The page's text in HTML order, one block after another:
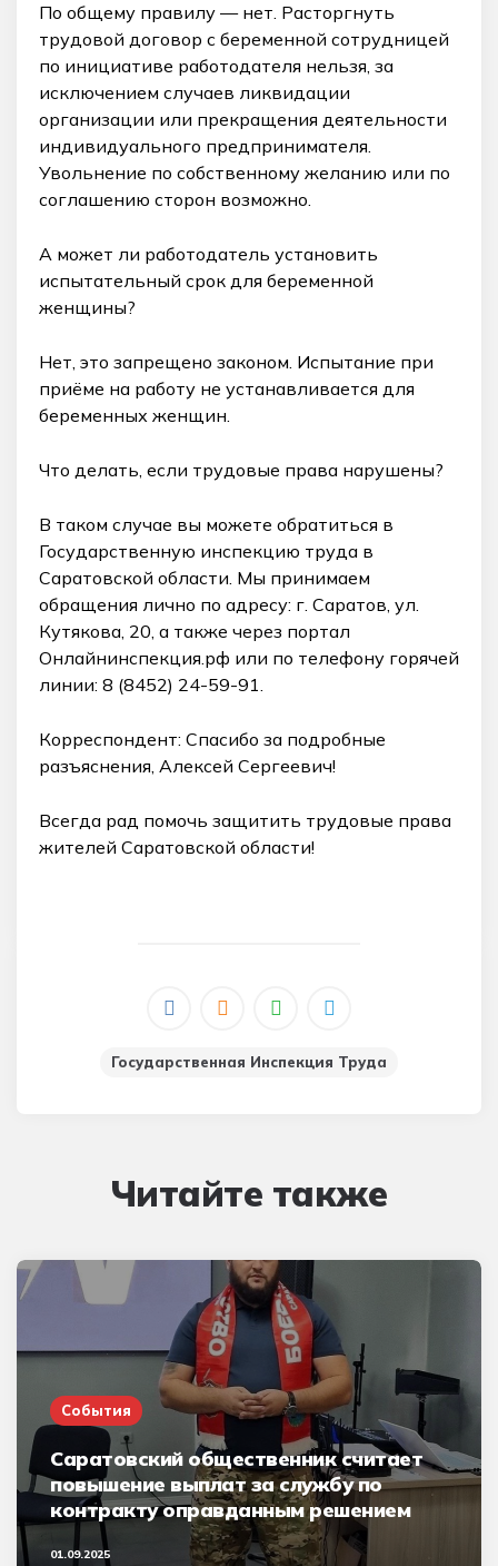
По общему правилу — нет. Расторгнуть
трудовой договор с беременной сотрудницей
по инициативе работодателя нельзя, за
исключением случаев ликвидации
организации или прекращения деятельности
индивидуального предпринимателя.
Увольнение по собственному желанию или по
соглашению сторон возможно.
А может ли работодатель установить
испытательный срок для беременной
женщины?
Нет, это запрещено законом. Испытание при
приёме на работу не устанавливается для
беременных женщин.
Что делать, если трудовые права нарушены?
В таком случае вы можете обратиться в
Государственную инспекцию труда в
Саратовской области. Мы принимаем
обращения лично по адресу: г. Саратов, ул.
Кутякова, 20, а также через портал
Онлайнинспекция.рф или по телефону горячей
линии: 8 (8452) 24-59-91.
Корреспондент: Спасибо за подробные
разъяснения, Алексей Сергеевич!
Всегда рад помочь защитить трудовые права
жителей Саратовской области!
Государственная Инспекция Труда
Читайте также
События
Саратовский общественник считает
повышение выплат за службу по
контракту оправданным решением
01.09.2025